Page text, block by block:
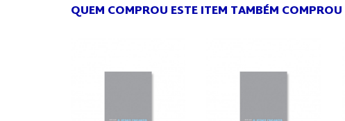
QUEM COMPROU ESTE ITEM TAMBÉM COMPROU